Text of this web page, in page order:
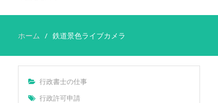
ホーム 鉄道景色ライブカメラ
行政書士の仕事
行政許可申請